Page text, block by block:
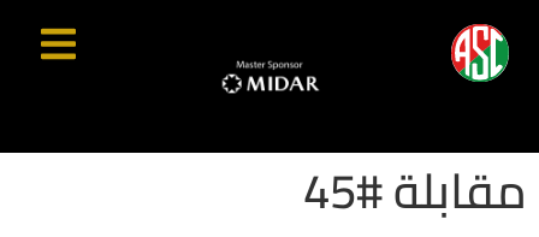
مقابلة #45